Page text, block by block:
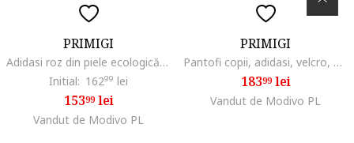
PRIMIGI
Adidasi roz din piele ecologică, Roz
Initial: 16299 lei
15399lei
Vandut de Modivo PL
PRIMIGI
Pantofi copii, adidasi, velcro, piele ecologica, Roz
18399lei
Vandut de Modivo PL